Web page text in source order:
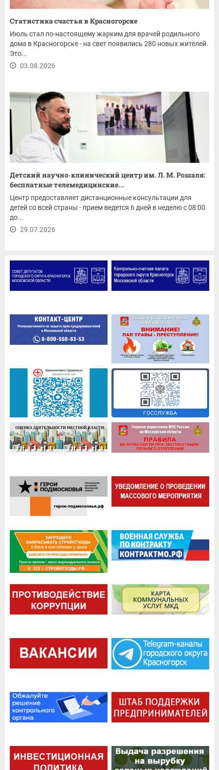
Статистика счастья в Красногорске
Июль стал по-настоящему жарким для врачей родильного
дома в Красногорске - на свет появились 280 новых жителей.
Это...
03.08.2026
Детский научно‑клинический центр им. Л. М. Рошаля:
бесплатные телемедицинские...
Центр предоставляет дистанционные консультации для
детей со всей страны - прием ведется 6 дней в неделю с 08:00
до...
29.07.2026